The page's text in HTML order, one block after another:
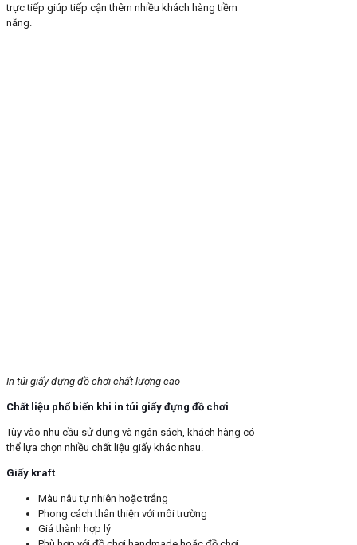
trực tiếp giúp tiếp cận thêm nhiều khách hàng tiềm
năng.
In túi giấy đựng đồ chơi chất lượng cao
Chất liệu phổ biến khi in túi giấy đựng đồ chơi
Tùy vào nhu cầu sử dụng và ngân sách, khách hàng có
thể lựa chọn nhiều chất liệu giấy khác nhau.
Giấy kraft
Màu nâu tự nhiên hoặc trắng
Phong cách thân thiện với môi trường
Giá thành hợp lý